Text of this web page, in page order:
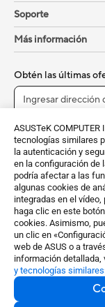
ASUSTeK
tecnologías similares
la autenticación y
en la configuración de
podría afectar a las
algunas cookies de
integradas en el vídeo,
haga clic en este
cookies. Asimismo,
un clic en
web de ASUS o a
información detallada,
y tecnologías
Soporte
Más información
Obtén las últimas
Spain / Español
©ASUSTeK
Términos de
Configuración de